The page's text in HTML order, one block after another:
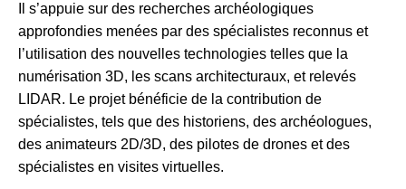
Il s’appuie sur des recherches archéologiques
approfondies menées par des spécialistes reconnus et
l’utilisation des nouvelles technologies telles que la
numérisation 3D, les scans architecturaux, et relevés
LIDAR. Le projet bénéficie de la contribution de
spécialistes, tels que des historiens, des archéologues,
des animateurs 2D/3D, des pilotes de drones et des
spécialistes en visites virtuelles.